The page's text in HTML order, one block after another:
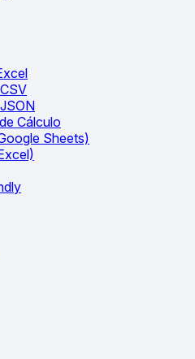
Cálculo
Sheets)